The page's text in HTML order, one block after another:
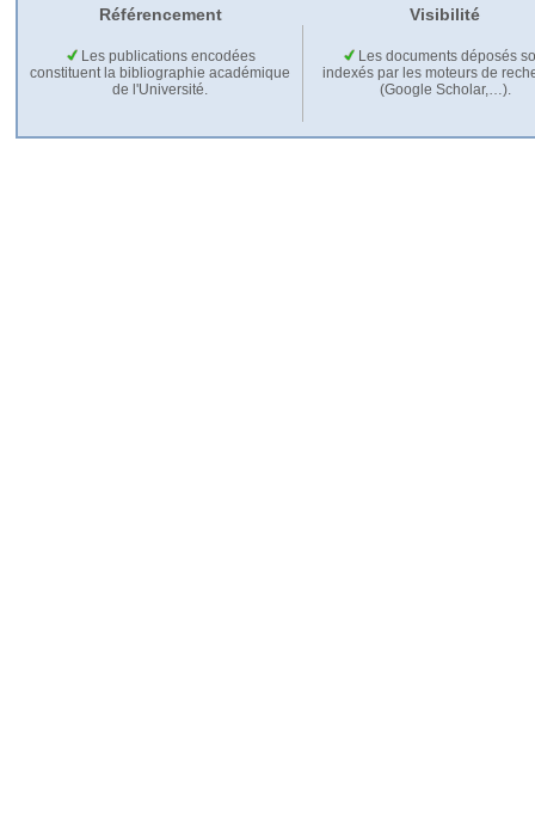
Référencement Visibilité
Les publications encodées
constituent la bibliographie académique
de l'Université.
Les documents déposés
indexés par les moteurs de
(Google Scholar,…).